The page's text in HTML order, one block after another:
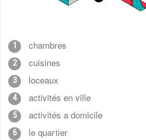
1 chambres
2 cuisines
3 loceaux
4 activités en ville
5 activités a domicile
6 le quartier